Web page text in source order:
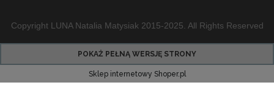
Copyright LUNA Natalia Matysiak 2015-2025. All Rights Reserved
POKAŻ PEŁNĄ WERSJĘ STRONY
Sklep internetowy Shoper.pl